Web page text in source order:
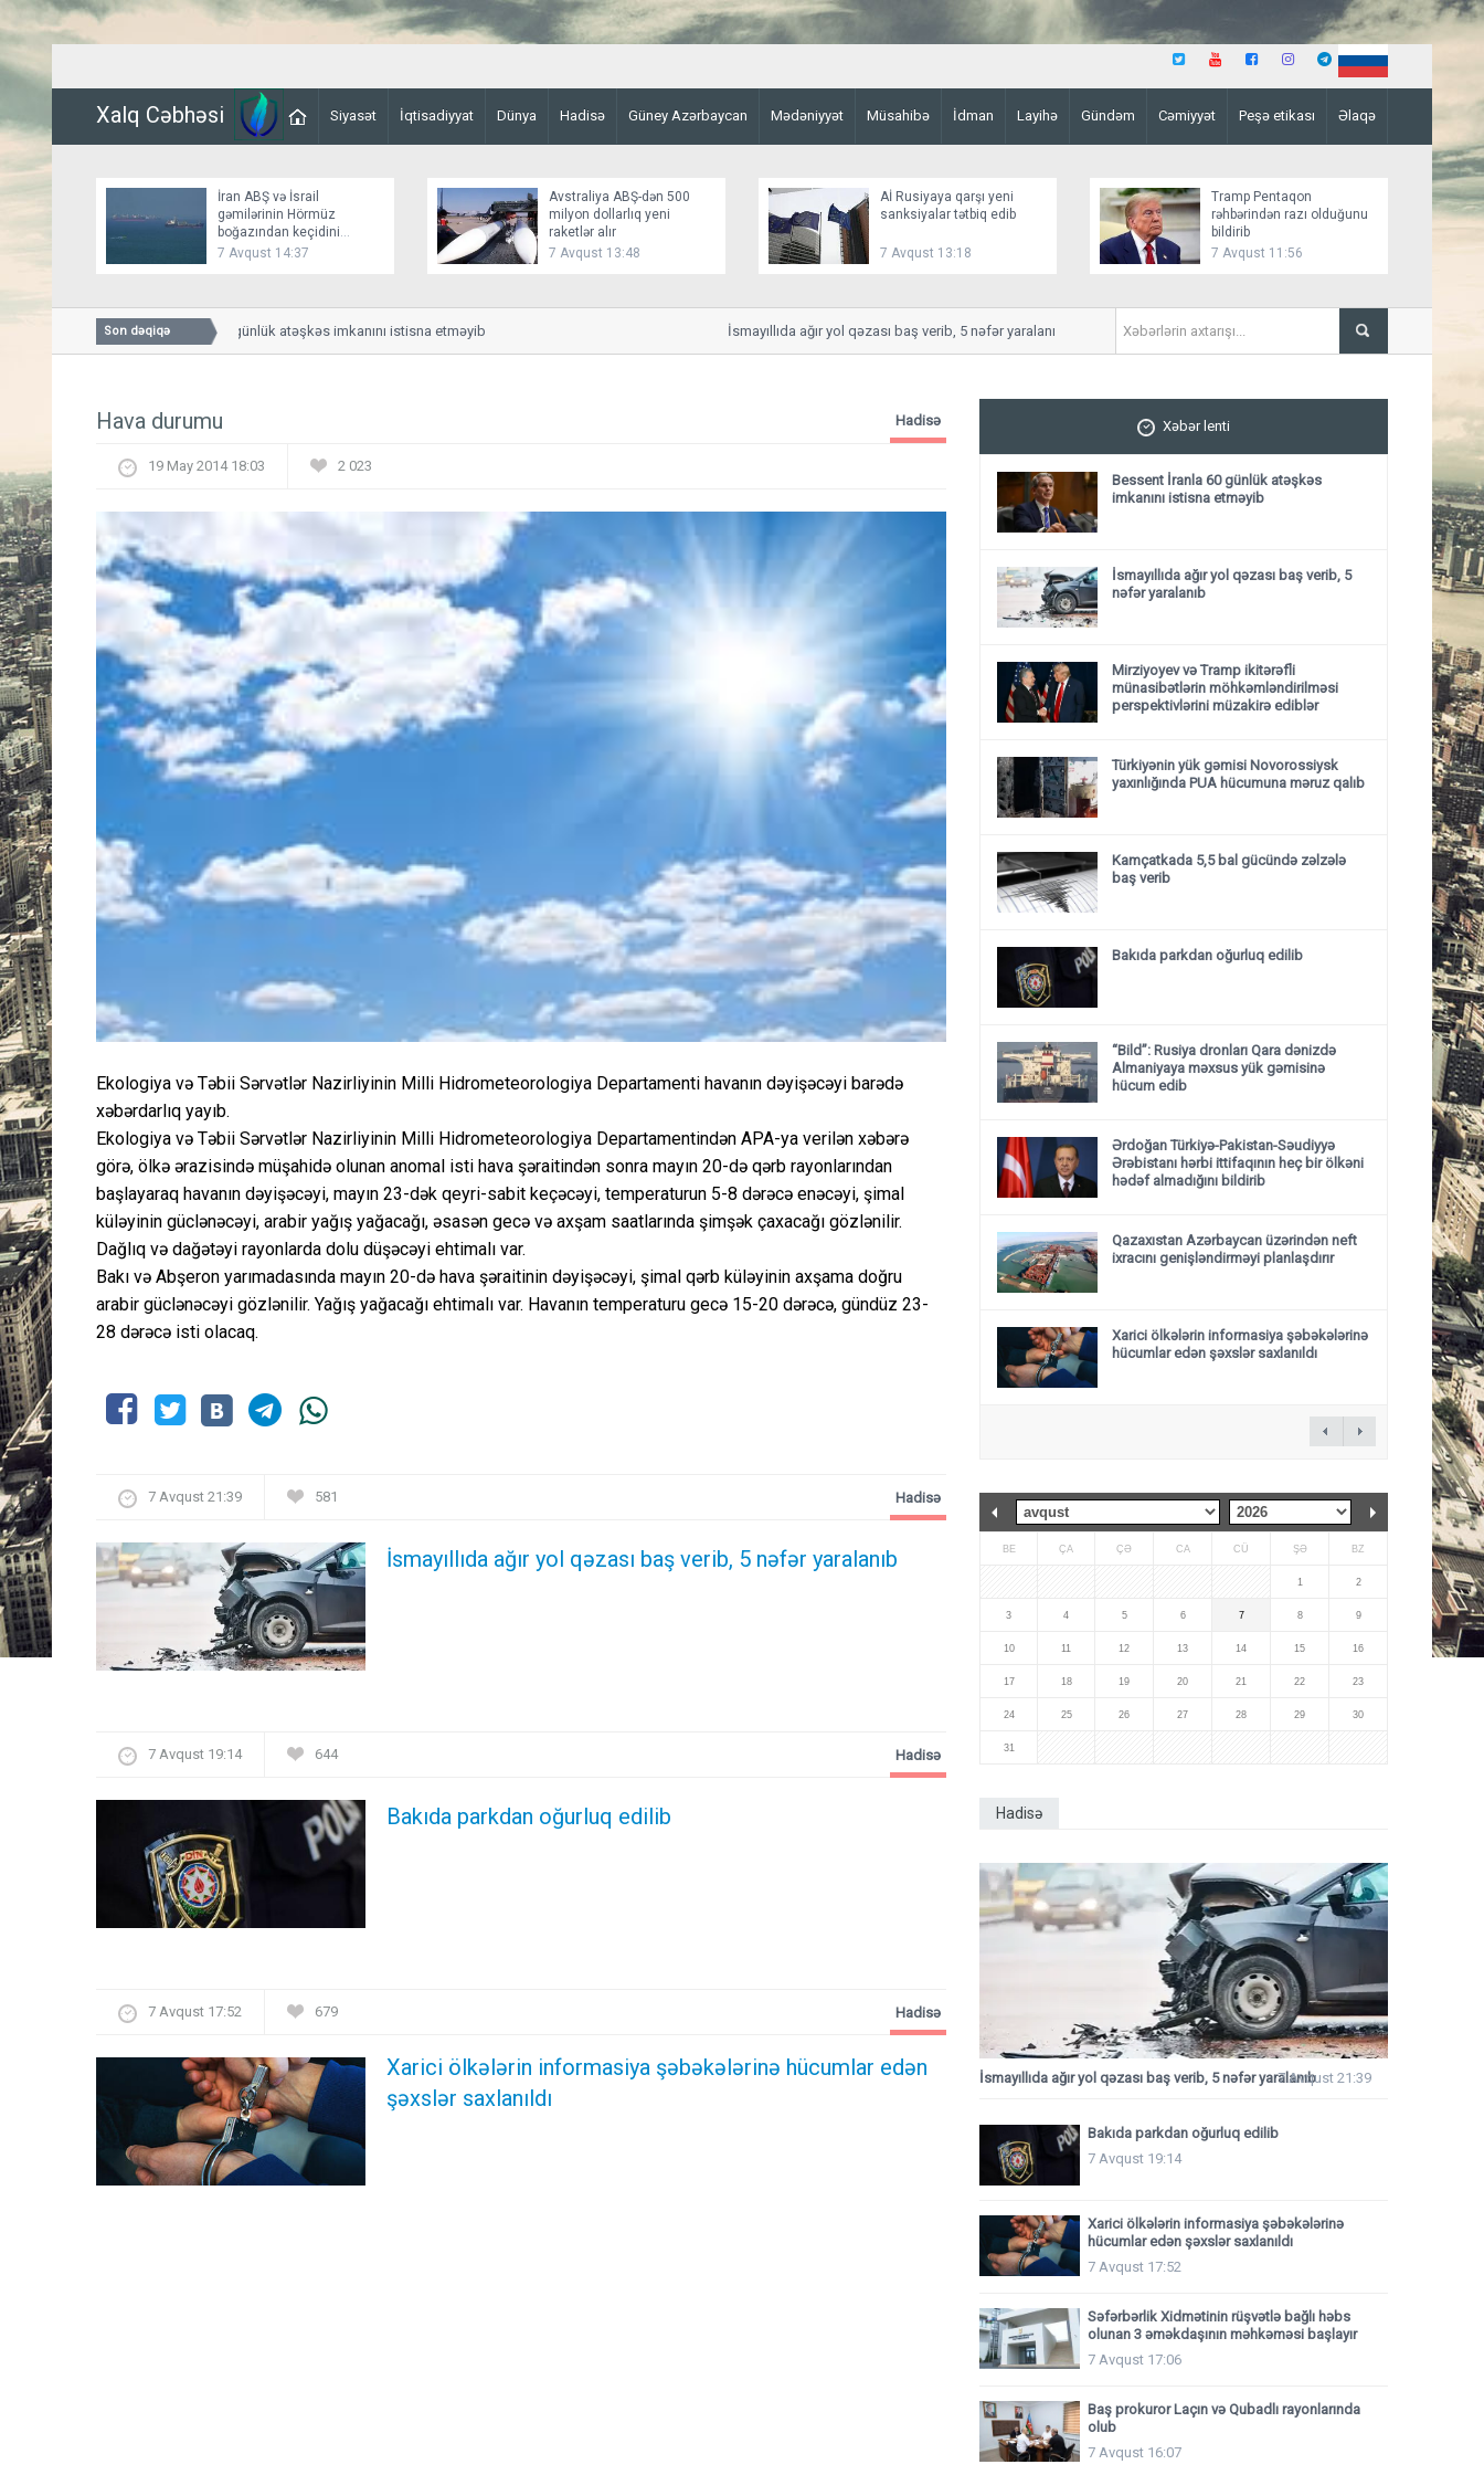
Xalq Cəbhəsi Siyasət İqtisadiyyat Dünya Hadisə Güney Azərbaycan Mədəniyyət Müsahibə İdman Layihə Gündəm Cəmiyyət Peşə etikası Əlaqə
İran ABŞ və İsrail
gəmilərinin Hörmüz
boğazından keçidini
bağlayır
7 Avqust 14:37
Avstraliya ABŞ-dən 500
milyon dollarlıq yeni
raketlər alır
7 Avqust 13:48
Aİ Rusiyaya qarşı yeni
sanksiyalar tətbiq edib
7 Avqust 13:18
Tramp Pentaqon
rəhbərindən razı olduğunu
bildirib
7 Avqust 11:56
Son dəqiqə
Bessent İranla 60 günlük atəşkəs imkanını istisna etməyib İsmayıllıda ağır yol qəzası baş verib, 5 nəfər yaralanıb
Mirziyoyev və Tramp
ediblər
Hava durumu Hadisə
19 May 2014 18:03 2 023
Ekologiya və Təbii Sərvətlər Nazirliyinin Milli Hidrometeorologiya Departamenti havanın dəyişəcəyi barədə
xəbərdarlıq yayıb.
Ekologiya və Təbii Sərvətlər Nazirliyinin Milli Hidrometeorologiya Departamentindən APA-ya verilən xəbərə
görə, ölkə ərazisində müşahidə olunan anomal isti hava şəraitindən sonra mayın 20-də qərb rayonlarından
başlayaraq havanın dəyişəcəyi, mayın 23-dək qeyri-sabit keçəcəyi, temperaturun 5-8 dərəcə enəcəyi, şimal
küləyinin güclənəcəyi, arabir yağış yağacağı, əsasən gecə və axşam saatlarında şimşək çaxacağı gözlənilir.
Dağlıq və dağətəyi rayonlarda dolu düşəcəyi ehtimalı var.
Bakı və Abşeron yarımadasında mayın 20-də hava şəraitinin dəyişəcəyi, şimal qərb küləyinin axşama doğru
arabir güclənəcəyi gözlənilir. Yağış yağacağı ehtimalı var. Havanın temperaturu gecə 15-20 dərəcə, gündüz 23-
28 dərəcə isti olacaq.
7 Avqust 21:39 581
İsmayıllıda ağır yol qəzası baş verib, 5 nəfər yaralanıb
Hadisə
7 Avqust 19:14 644
Bakıda parkdan oğurluq edilib
Hadisə
7 Avqust 17:52 679
Xarici ölkələrin informasiya şəbəkələrinə hücumlar edən
şəxslər saxlanıldı
Hadisə
Xəbər lenti
Bessent İranla 60 günlük atəşkəs
imkanını istisna etməyib
İsmayıllıda ağır yol qəzası baş verib, 5
nəfər yaralanıb
Mirziyoyev və Tramp ikitərəfli
münasibətlərin möhkəmləndirilməsi
perspektivlərini müzakirə ediblər
Türkiyənin yük gəmisi Novorossiysk
yaxınlığında PUA hücumuna məruz qalıb
Kamçatkada 5,5 bal gücündə zəlzələ
baş verib
Bakıda parkdan oğurluq edilib
“Bild”: Rusiya dronları Qara dənizdə
Almaniyaya məxsus yük gəmisinə
hücum edib
Ərdoğan Türkiyə-Pakistan-Səudiyyə
Ərəbistanı hərbi ittifaqının heç bir ölkəni
hədəf almadığını bildirib
Qazaxıstan Azərbaycan üzərindən neft
ixracını genişləndirməyi planlaşdırır
Xarici ölkələrin informasiya şəbəkələrinə
hücumlar edən şəxslər saxlanıldı
BE ÇA ÇƏ CA CÜ ŞƏ BZ
1 2
3 4 5 6 7 8 9
10 11 12 13 14 15 16
17 18 19 20 21 22 23
24 25 26 27 28 29 30
31
Hadisə
İsmayıllıda ağır yol qəzası baş verib, 5 nəfər yaralanıb7 Avqust 21:39
Bakıda parkdan oğurluq edilib
7 Avqust 19:14
Xarici ölkələrin informasiya şəbəkələrinə
hücumlar edən şəxslər saxlanıldı
7 Avqust 17:52
Səfərbərlik Xidmətinin rüşvətlə bağlı həbs
olunan 3 əməkdaşının məhkəməsi başlayır
7 Avqust 17:06
Baş prokuror Laçın və Qubadlı rayonlarında
olub
7 Avqust 16:07